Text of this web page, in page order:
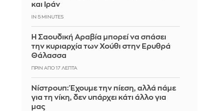
και Ιράν
IN 5 MINUTES
Η Σαουδική Αραβία μπορεί να σπάσει
την κυριαρχία των Χούθι στην Ερυθρά
Θάλασσα
ΠΡΙΝ ΑΠΌ 17 ΛΕΠΤΆ
Νίστρουπ: Έχουμε την πίεση, αλλά πάμε
για τη νίκη, δεν υπάρχει κάτι άλλο για
μας